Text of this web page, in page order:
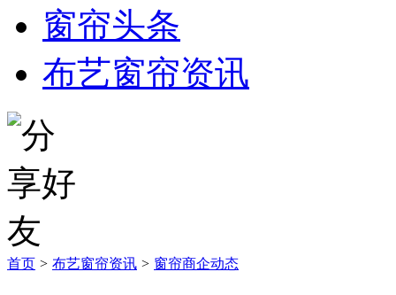
窗帘头条
布艺窗帘资讯
首页 > 布艺窗帘资讯 > 窗帘商企动态